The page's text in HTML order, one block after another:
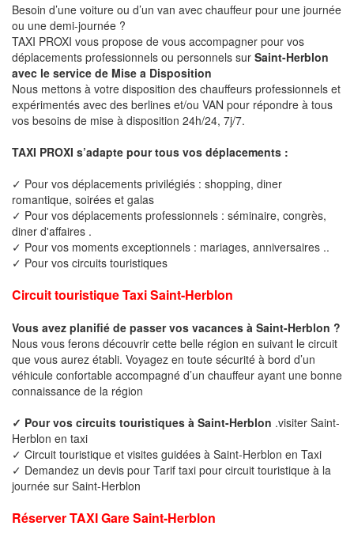
Besoin d’une voiture ou d’un van avec chauffeur pour une journée
ou une demi-journée ?
TAXI PROXI vous propose de vous accompagner pour vos
déplacements professionnels ou personnels sur Saint-Herblon
avec le service de Mise a Disposition
Nous mettons à votre disposition des chauffeurs professionnels et
expérimentés avec des berlines et/ou VAN pour répondre à tous
vos besoins de mise à disposition 24h/24, 7j/7.
TAXI PROXI s’adapte pour tous vos déplacements :
✓ Pour vos déplacements privilégiés : shopping, diner
romantique, soirées et galas
✓ Pour vos déplacements professionnels : séminaire, congrès,
diner d'affaires .
✓ Pour vos moments exceptionnels : mariages, anniversaires ..
✓ Pour vos circuits touristiques
Circuit touristique Taxi Saint-Herblon
Vous avez planifié de passer vos vacances à Saint-Herblon ?
Nous vous ferons découvrir cette belle région en suivant le circuit
que vous aurez établi. Voyagez en toute sécurité à bord d’un
véhicule confortable accompagné d’un chauffeur ayant une bonne
connaissance de la région
✓ Pour vos circuits touristiques à Saint-Herblon .visiter Saint-
Herblon en taxi
✓ Circuit touristique et visites guidées à Saint-Herblon en Taxi
✓ Demandez un devis pour Tarif taxi pour circuit touristique à la
journée sur Saint-Herblon
Réserver TAXI Gare Saint-Herblon